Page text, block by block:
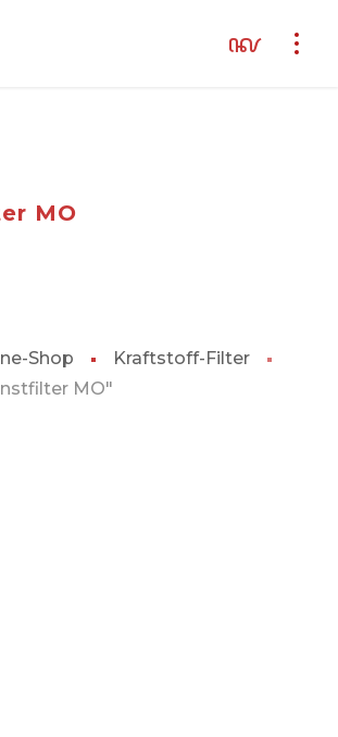
MO
Shop
Kraftstoff-Filter
MO"